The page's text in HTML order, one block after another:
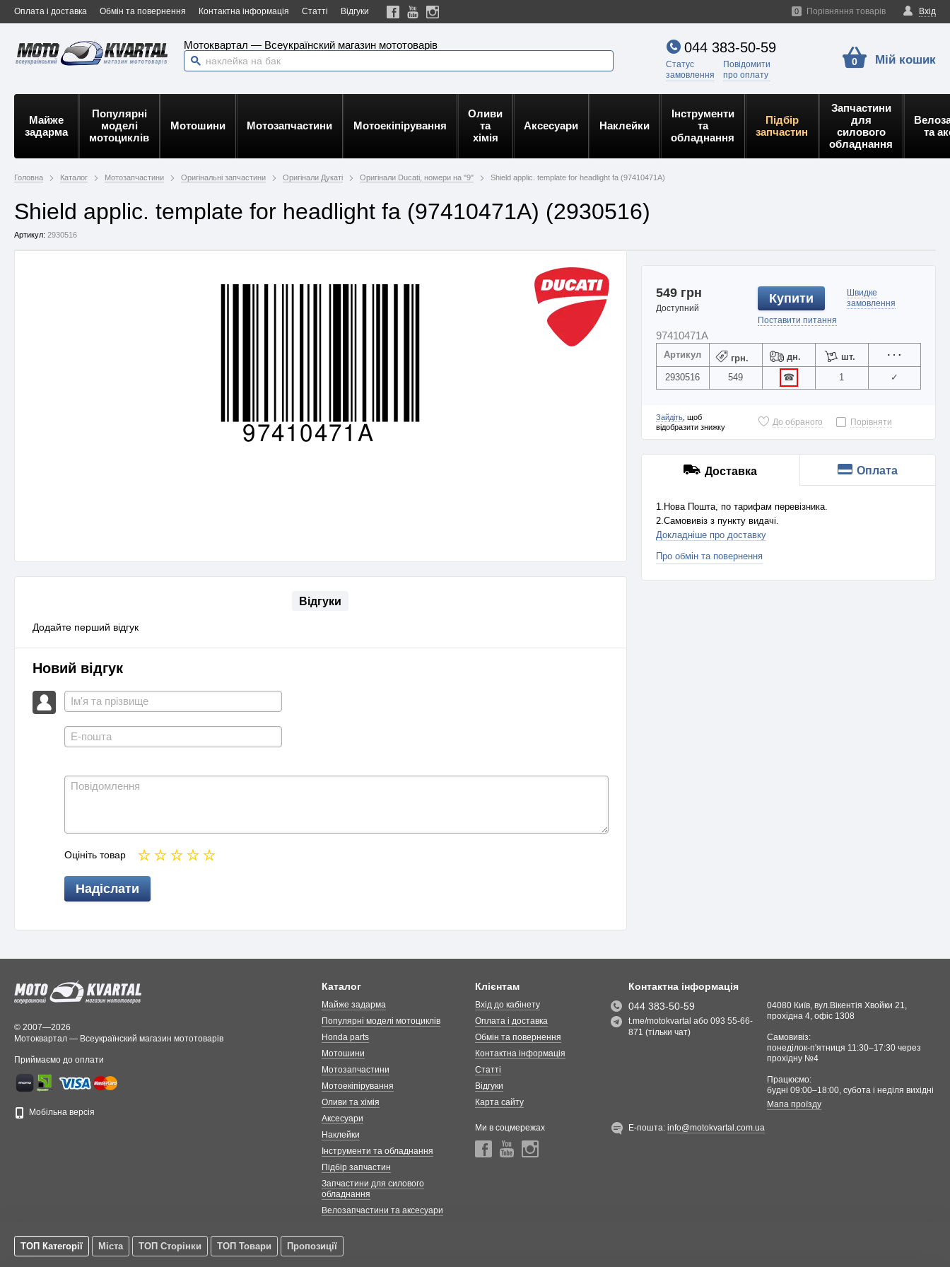
Оплата і доставка Обмін та повернення Контактна інформація Статті Відгуки Вхід
0 Порівняння товарів
Мотоквартал — Всеукраїнский магазин мототоварів 044 383-50-59
Статус
замовлення
Повідомити
про оплату
0 Мій кошик
Майже
задарма
Популярні
моделі
мотоциклів
Мотошини Мотозапчастини Мотоекіпірування
Оливи
та
хімія
Аксесуари Наклейки
Інструменти
та
обладнання
Підбір
запчастин
Запчастини
для
силового
обладнання
та
Головна Каталог Мотозапчастини Оригінальні запчастини Оригінали Дукаті Оригінали Ducati, номери на "9" Shield applic. template for headlight fa (97410471A)
Shield applic. template for headlight fa (97410471A) (2930516)
Артикул: 2930516
Відгуки
Додайте перший відгук
Новий відгук
Оцініть товар
Надіслати
549 грн
Доступний
Купити
Поставити питання
Швидке
замовлення
97410471A
Артикул грн. дн.
шт.
2930516
549 ☎ 1 ✓
Зайдіть, щоб
відобразити знижку
До обраного Порівняти
Доставка Оплата
1.Нова Пошта, по тарифам перевізника.
2.Самовивіз з пункту видачі.
Докладніше про доставку
Про обмін та повернення
© 2007—2026
Мотоквартал — Всеукраїнский магазин мототоварів
Приймаємо до оплати
Мобільна версія
Каталог
Майже задарма
Популярні моделі мотоциклів
Honda parts
Мотошини
Мотозапчастини
Мотоекіпірування
Оливи та хімія
Аксесуари
Наклейки
Інструменти та обладнання
Підбір запчастин
Запчастини для силового
обладнання
Велозапчастини та аксесуари
Клієнтам
Вхід до кабінету
Оплата і доставка
Обмін та повернення
Контактна інформація
Статті
Відгуки
Карта сайту
Ми в соцмережах
Контактна інформація
044 383-50-59
t.me/motokvartal або 093 55-66-
871 (тільки чат)
04080 Київ, вул.Вікентія Хвойки 21,
прохідна 4, офіс 1308
Самовивіз:
понеділок-п'ятниця 11:30–17:30 через
прохідну №4
Працюємо:
будні 09:00–18:00, cубота і неділя вихідні
Мапа проїзду
Е-пошта:info@motokvartal.com.ua
ТОП Категорії Міста ТОП Сторінки ТОП Товари Пропозиції